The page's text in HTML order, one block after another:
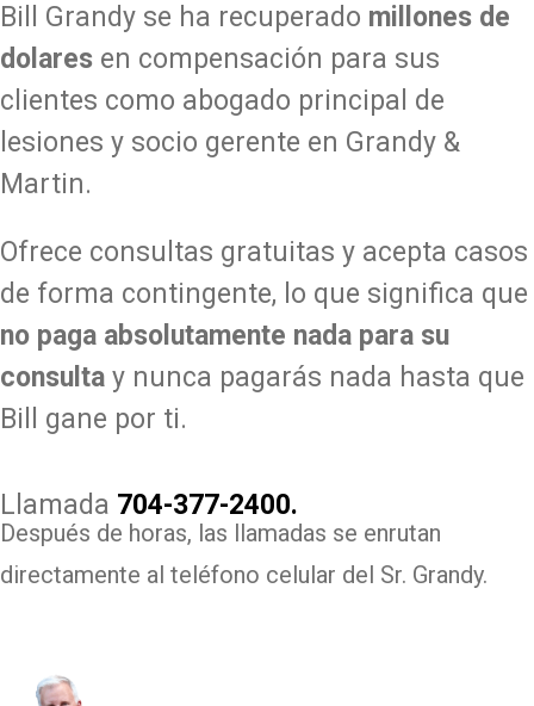
Bill Grandy se ha recuperado millones de
dolares en compensación para sus
clientes como abogado principal de
lesiones y socio gerente en Grandy &
Martin.
Ofrece consultas gratuitas y acepta casos
de forma contingente, lo que significa que
no paga absolutamente nada para su
consulta y nunca pagarás nada hasta que
Bill gane por ti.
Llamada 704-377-2400.
Después de horas, las llamadas se enrutan
directamente al teléfono celular del Sr. Grandy.